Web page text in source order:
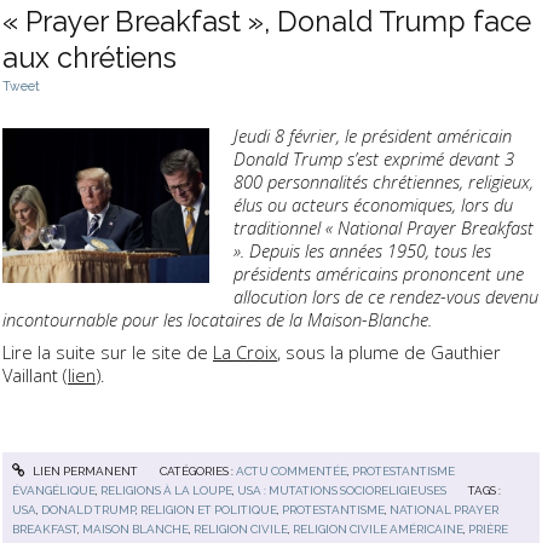
« Prayer Breakfast », Donald Trump face
aux chrétiens
Tweet
Jeudi 8 février, le président américain
Donald Trump s’est exprimé devant 3
800 personnalités chrétiennes, religieux,
élus ou acteurs économiques, lors du
traditionnel « National Prayer Breakfast
». Depuis les années 1950, tous les
présidents américains prononcent une
allocution lors de ce rendez-vous devenu
incontournable pour les locataires de la Maison-Blanche.
Lire la suite sur le site de La Croix, sous la plume de Gauthier
Vaillant (lien).
LIEN PERMANENT CATÉGORIES :ACTU COMMENTÉE, PROTESTANTISME
ÉVANGÉLIQUE RELIGIONS À LA LOUPE USA : MUTATIONS SOCIORELIGIEUSES
TAGS :
USA DONALD TRUMP, RELIGION ET POLITIQUE PROTESTANTISME NATIONAL PRAYER
BREAKFAST, MAISON BLANCHE RELIGION CIVILE RELIGION CIVILE AMÉRICAINE PRIÈRE